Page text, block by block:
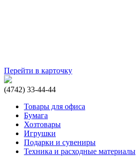
Перейти в карточку
(4742) 33-44-44
Товары для офиса
Бумага
Хозтовары
Игрушки
Подарки и сувениры
Техника и расходные материалы